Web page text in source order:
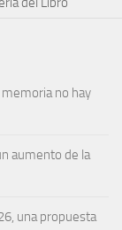
del Libro
memoria no hay
aumento de la
una propuesta